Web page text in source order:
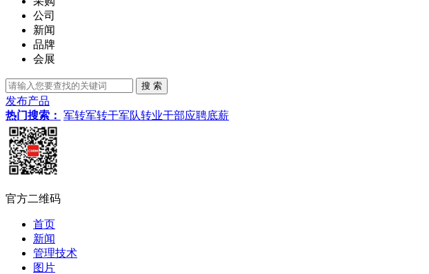
公司
新闻
品牌
会展
发布产品
热门搜索： 军转军转干军队转业干部应聘底薪
官方二维码
首页
新闻
管理技术
图片